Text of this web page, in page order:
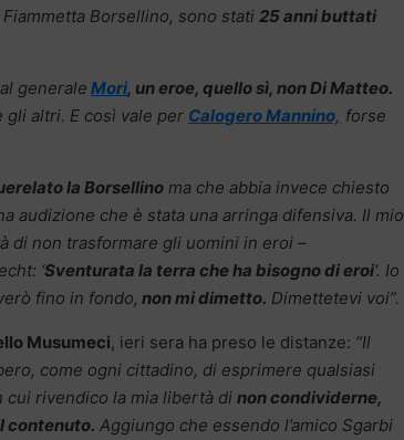
Borsellino, sono stati 25 anni buttati
generale Mori, un eroe, quello sì, non Di Matteo.
altri. E così vale per Calogero Mannino, forse
la Borsellino ma che abbia invece chiesto
audizione che è stata una arringa difensiva. Il mio
di non trasformare gli uomini in eroi –
‘Sventurata la terra che ha bisogno di eroi‘. Io
fino in fondo, non mi dimetto. Dimettetevi voi”.
Musumeci, ieri sera ha preso le distanze: “Il
come ogni cittadino, di esprimere qualsiasi
cui rivendico la mia libertà di non condividerne,
contenuto. Aggiungo che essendo l’amico Sgarbi